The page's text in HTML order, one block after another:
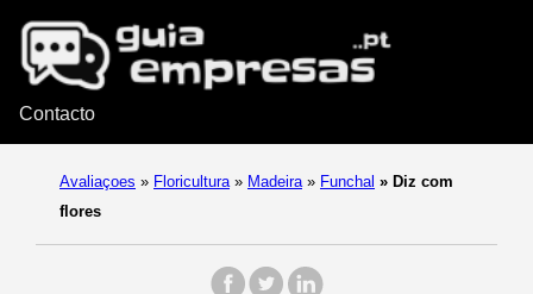
Contacto
Avaliaçoes » Floricultura » Madeira » Funchal » Diz com
flores